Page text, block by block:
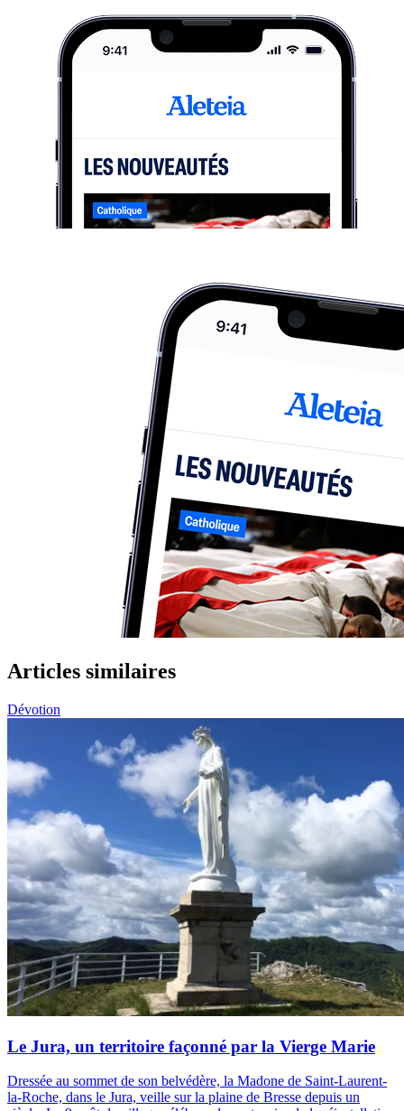
Articles similaires
Dévotion
Le Jura, un territoire façonné par la Vierge Marie
Dressée au sommet de son belvédère, la Madone de Saint-Laurent-
la-Roche, dans le Jura, veille sur la plaine de Bresse depuis un